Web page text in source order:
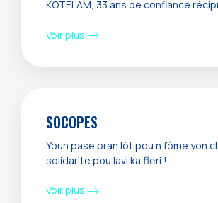
KOTELAM, 33 ans de confiance
Voir plus
SOCOPES
Youn pase pran lòt pou n fòme yon
solidarite pou lavi ka fleri !
Voir plus